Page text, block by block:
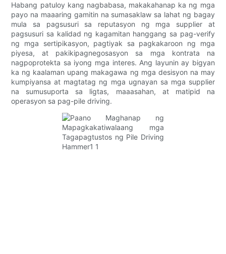
Habang patuloy kang nagbabasa, makakahanap ka ng mga
payo na maaaring gamitin na sumasaklaw sa lahat ng bagay
mula sa pagsusuri sa reputasyon ng mga supplier at
pagsusuri sa kalidad ng kagamitan hanggang sa pag-verify
ng mga sertipikasyon, pagtiyak sa pagkakaroon ng mga
piyesa, at pakikipagnegosasyon sa mga kontrata na
nagpoprotekta sa iyong mga interes. Ang layunin ay bigyan
ka ng kaalaman upang makagawa ng mga desisyon na may
kumpiyansa at magtatag ng mga ugnayan sa mga supplier
na sumusuporta sa ligtas, maaasahan, at matipid na
operasyon sa pag-pile driving.